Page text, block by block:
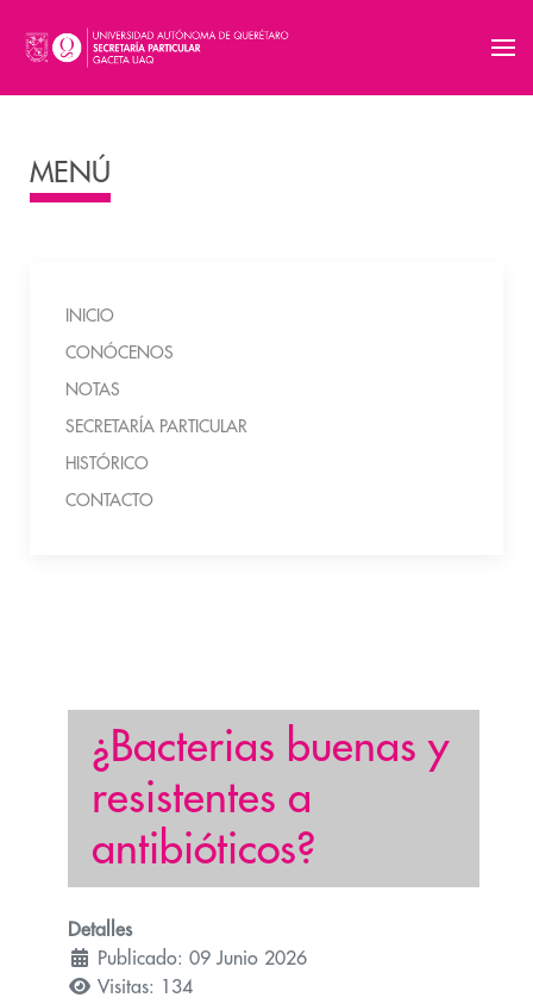
MENÚ
INICIO
CONÓCENOS
NOTAS
SECRETARÍA PARTICULAR
HISTÓRICO
CONTACTO
¿Bacterias buenas y
resistentes a
antibióticos?
Detalles
Publicado: 09 Junio 2026
Visitas: 134